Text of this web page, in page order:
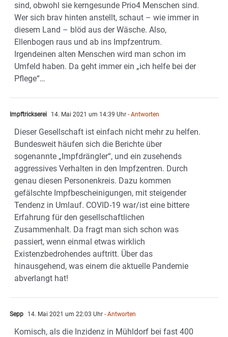
sind, obwohl sie kerngesunde Prio4 Menschen sind.
Wer sich brav hinten anstellt, schaut – wie immer in
diesem Land – blöd aus der Wäsche. Also,
Ellenbogen raus und ab ins Impfzentrum.
Irgendeinen alten Menschen wird man schon im
Umfeld haben. Da geht immer ein „ich helfe bei der
Pflege“…
Impftrickserei 14. Mai 2021 um 14:39 Uhr - Antworten
Dieser Gesellschaft ist einfach nicht mehr zu helfen.
Bundesweit häufen sich die Berichte über
sogenannte „Impfdrängler“, und ein zusehends
aggressives Verhalten in den Impfzentren. Durch
genau diesen Personenkreis. Dazu kommen
gefälschte Impfbescheinigungen, mit steigender
Tendenz in Umlauf. COVID-19 war/ist eine bittere
Erfahrung für den gesellschaftlichen
Zusammenhalt. Da fragt man sich schon was
passiert, wenn einmal etwas wirklich
Existenzbedrohendes auftritt. Über das
hinausgehend, was einem die aktuelle Pandemie
abverlangt hat!
Sepp 14. Mai 2021 um 22:03 Uhr - Antworten
Komisch, als die Inzidenz in Mühldorf bei fast 400